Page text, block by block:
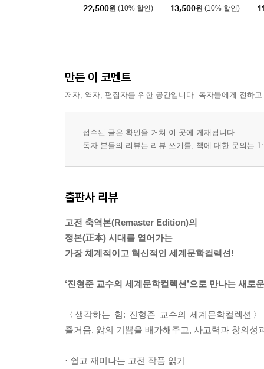
90. 닥터 지바고 Ⅱ
92. 무기여 잘 있거라
93. 노인과 바다
94. 그대 다시는 고향에 가지 못하리 Ⅰ
96. 어린 왕자
100. 페스트
22,500원 (10% 할인) 13,500원 (10% 할인)
만든 이 코멘트
저자, 역자, 편집자를 위한 공간입니다. 독자들에게 전하
접수된 글은 확인을 거쳐 이 곳에 게재됩니다.
독자 분들의 리뷰는 리뷰 쓰기를, 책에 대한 문의는
출판사 리뷰
고전 축역본(Remaster Edition)의
정본(正本) 시대를 열어가는
가장 체계적이고 혁신적인 세계문학컬렉션!
‘진형준 교수의 세계문학컬렉션’으로 만나는 새로
〈생각하는 힘: 진형준 교수의 세계문학컬렉션
즐거움, 앎의 기쁨을 배가해주고, 사고력과 창의성
· 쉽고 재미나는 고전 작품 읽기